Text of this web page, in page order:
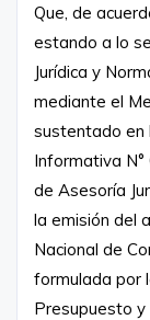
Que, de
estando a lo
Jurídica y
mediante el
sustentado en
Informativa
de Asesoría
la emisión del
Nacional de
formulada por
Presupuesto y